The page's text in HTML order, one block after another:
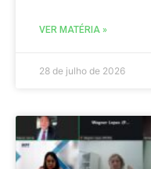
VER MATÉRIA »
28 de julho de 2026